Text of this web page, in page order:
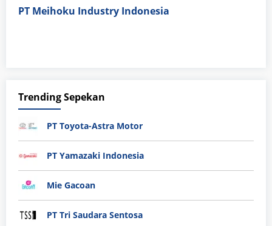
PT Meihoku Industry Indonesia
Trending Sepekan
PT Toyota-Astra Motor
PT Yamazaki Indonesia
Mie Gacoan
PT Tri Saudara Sentosa